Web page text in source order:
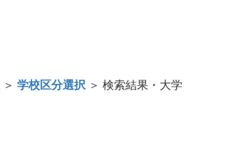
＞ 学校区分選択 ＞ 検索結果・大学